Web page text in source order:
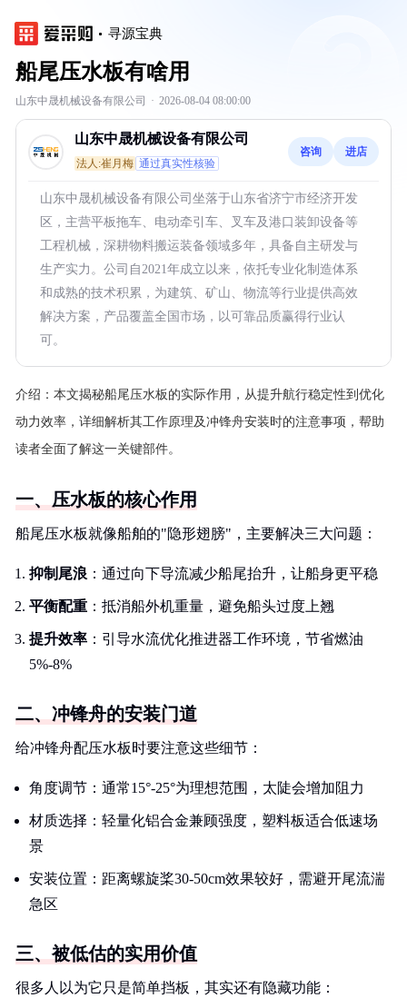
寻源宝典
船尾压水板有啥用
山东中晟机械设备有限公司 · 2026-08-04 08:00:00
山东中晟机械设备有限公司
法人:崔月梅 通过真实性核验
咨询 进店
山东中晟机械设备有限公司坐落于山东省济宁市经济开发
区，主营平板拖车、电动牵引车、叉车及港口装卸设备等
工程机械，深耕物料搬运装备领域多年，具备自主研发与
生产实力。公司自2021年成立以来，依托专业化制造体系
和成熟的技术积累，为建筑、矿山、物流等行业提供高效
解决方案，产品覆盖全国市场，以可靠品质赢得行业认
可。
介绍： 本文揭秘船尾压水板的实际作用，从提升航行稳定性到优化
动力效率，详细解析其工作原理及冲锋舟安装时的注意事项，帮助
读者全面了解这一关键部件。
一、压水板的核心作用
船尾压水板就像船舶的"隐形翅膀"，主要解决三大问题：
抑制尾浪 ：通过向下导流减少船尾抬升，让船身更平稳
平衡配重 ：抵消船外机重量，避免船头过度上翘
提升效率 ：引导水流优化推进器工作环境，节省燃油
5%-8%
二、冲锋舟的安装门道
给冲锋舟配压水板时要注意这些细节：
角度调节：通常15°-25°为理想范围，太陡会增加阻力
材质选择：轻量化铝合金兼顾强度，塑料板适合低速场
景
安装位置：距离螺旋桨30-50cm效果较好，需避开尾流湍
急区
三、被低估的实用价值
很多人以为它只是简单挡板，其实还有隐藏功能：